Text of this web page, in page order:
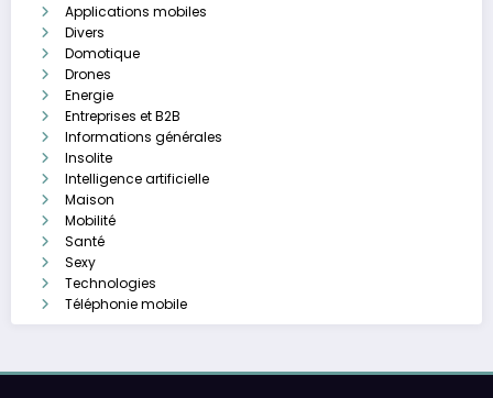
Applications mobiles
Divers
Domotique
Drones
Energie
Entreprises et B2B
Informations générales
Insolite
Intelligence artificielle
Maison
Mobilité
Santé
Sexy
Technologies
Téléphonie mobile